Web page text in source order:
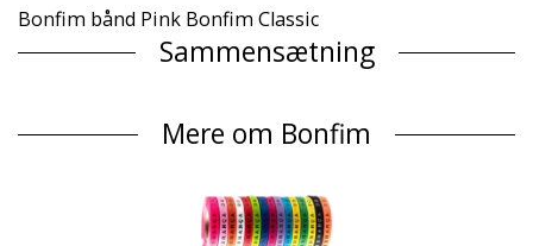
Bonfim bånd Pink Bonfim Classic
Sammensætning
Produktinformation
HS CODE: 5806.32.1070
Mere om Bonfim